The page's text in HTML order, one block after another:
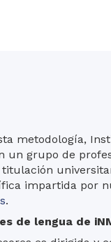
metodología,
un grupo de
impartida por
.
de lengua de